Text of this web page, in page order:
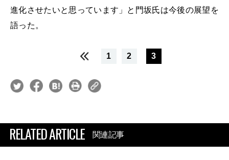
進化させたいと思っています」と門坂氏は今後の展望を
語った。
1 2 3
RELATED ARTICLE 関連記事